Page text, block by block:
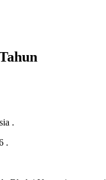
.
.